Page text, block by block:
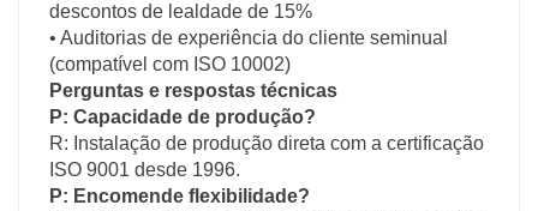
descontos de lealdade de 15%
• Auditorias de experiência do cliente seminual
(compatível com ISO 10002)
Perguntas e respostas técnicas
P: Capacidade de produção?
R: Instalação de produção direta com a certificação
ISO 9001 desde 1996.
P: Encomende flexibilidade?